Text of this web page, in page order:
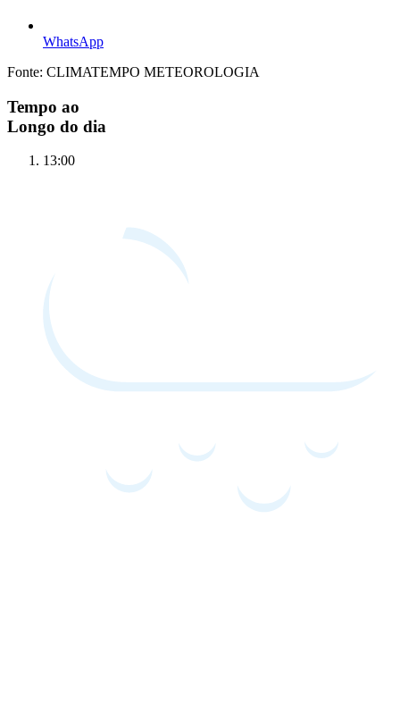
WhatsApp
Fonte: CLIMATEMPO METEOROLOGIA
Tempo ao
Longo do dia
13:00